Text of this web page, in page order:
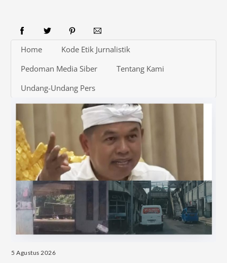
Home
Kode Etik Jurnalistik
Pedoman Media Siber
Tentang Kami
Undang-Undang Pers
5 Agustus 2026